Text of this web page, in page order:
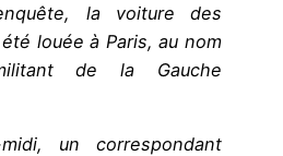
la voiture des
louée à Paris, au nom
de la Gauche
un correspondant